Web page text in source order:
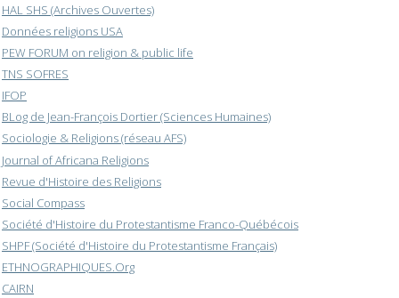
HAL SHS (Archives Ouvertes)
Données religions USA
PEW FORUM on religion & public life
TNS SOFRES
IFOP
BLog de Jean-François Dortier (Sciences Humaines)
Sociologie & Religions (réseau AFS)
Journal of Africana Religions
Revue d'Histoire des Religions
Social Compass
Société d'Histoire du Protestantisme Franco-Québécois
SHPF (Société d'Histoire du Protestantisme Français)
ETHNOGRAPHIQUES.Org
CAIRN